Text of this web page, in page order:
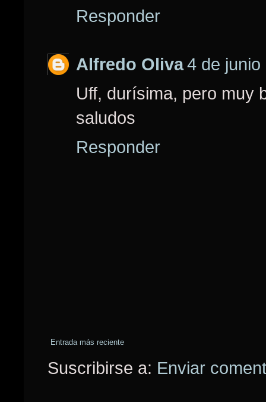
Responder
Alfredo Oliva4 de
Uff, durísima, pero muy
saludos
Responder
Entrada más reciente
Suscribirse a: Enviar